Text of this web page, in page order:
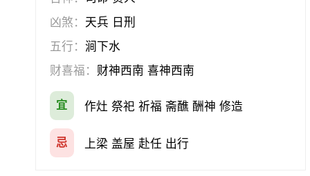
经络 酝酿 造车器
赴任 立券 置产
祭祀 祈福 求嗣
凶煞： 天兵 日刑
五行：涧下水
财喜福： 财神西南 喜神西南
宜 作灶 祭祀 祈福 斋醮 酬神 修造
忌 上梁 盖屋 赴任 出行